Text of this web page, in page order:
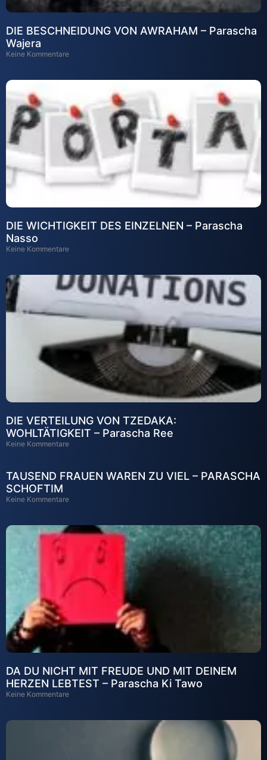
DIE BESCHNEIDUNG VON AWRAHAM – Parascha
Wajera
Keine Kommentare
DIE WICHTIGKEIT DES EINZELNEN – Parascha
Nasso
Keine Kommentare
DIE VERTEILUNG VON TZEDAKA:
WOHLTÄTIGKEIT – Parascha Ree
Keine Kommentare
TAUSEND FRAUEN WAREN ZU VIEL – PARASCHA
SCHOFTIM
Keine Kommentare
DA DU NICHT MIT FREUDE UND MIT DEINEM
HERZEN LEBTEST – Parascha Ki Tawo
Keine Kommentare